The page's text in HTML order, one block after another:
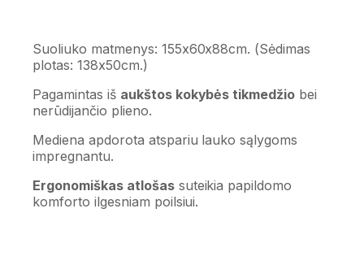
Suoliuko matmenys: 155x60x88cm. (Sėdimas
plotas: 138x50cm.)
Pagamintas iš aukštos kokybės tikmedžio bei
nerūdijančio plieno.
Mediena apdorota atspariu lauko sąlygoms
impregnantu.
Ergonomiškas atlošassuteikia papildomo
komforto ilgesniam poilsiui.